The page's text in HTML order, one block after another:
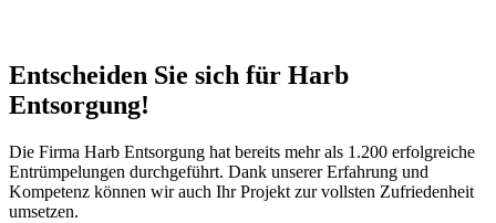
Entscheiden Sie sich für Harb
Entsorgung!​
Die Firma Harb Entsorgung hat bereits mehr als 1.200 erfolgreiche
Entrümpelungen durchgeführt. Dank unserer Erfahrung und
Kompetenz können wir auch Ihr Projekt zur vollsten Zufriedenheit
umsetzen.